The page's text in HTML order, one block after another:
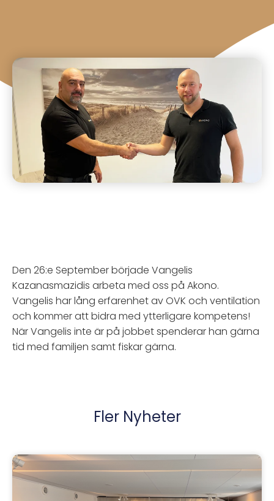
Den 26:e September började Vangelis
Kazanasmazidis arbeta med oss på Akono.
Vangelis har lång erfarenhet av OVK och ventilation
och kommer att bidra med ytterligare kompetens!
När Vangelis inte är på jobbet spenderar han gärna
tid med familjen samt fiskar gärna.
Fler Nyheter